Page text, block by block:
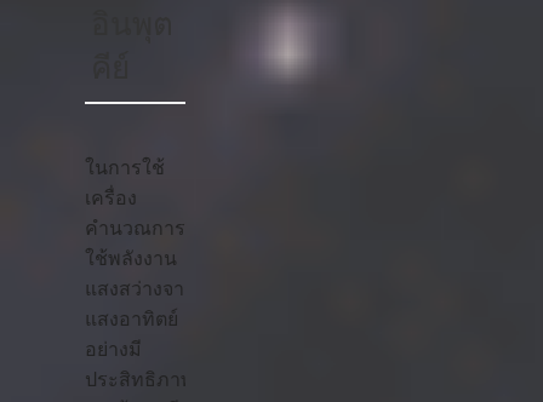
ในการใช้
เครื่อง
คำนวณการ
ใช้พลังงาน
แสงสว่างจาก
แสงอาทิตย์
อย่างมี
ประสิทธิภาพ